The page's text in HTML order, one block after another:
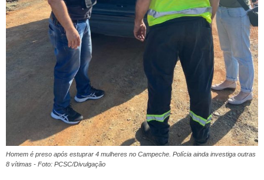
Homem é preso após estuprar 4 mulheres no Campeche. Polícia ainda investiga outras
8 vítimas - Foto: PCSC/Divulgação